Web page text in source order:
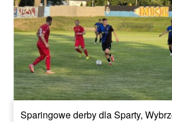
Sparingowe derby dla Sparty,